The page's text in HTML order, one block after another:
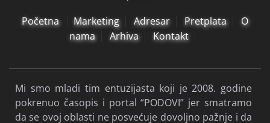
Početna Marketing Adresar Pretplata
O
nama
Arhiva Kontakt
Mi smo mladi tim entuzijasta koji je 2008. godine
pokrenuo časopis i portal “PODOVI” jer smatramo
da se ovoj oblasti ne posvećuje dovoljno pažnje i da